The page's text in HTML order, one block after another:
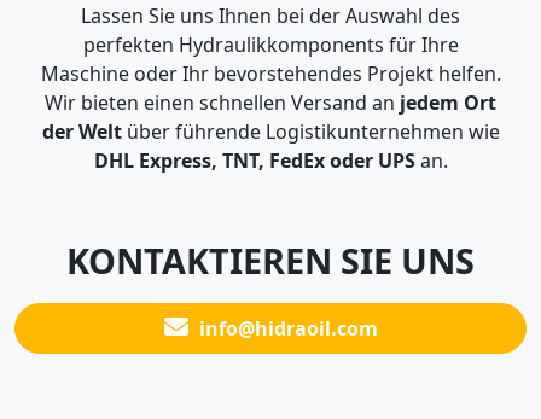
Lassen Sie uns Ihnen bei der Auswahl des
perfekten Hydraulikkomponents für Ihre
Maschine oder Ihr bevorstehendes Projekt helfen.
Wir bieten einen schnellen Versand an jedem Ort
der Weltüber führende Logistikunternehmen wie
DHL Express, TNT, FedEx oder UPSan.
KONTAKTIEREN SIE UNS
info@hidraoil.com